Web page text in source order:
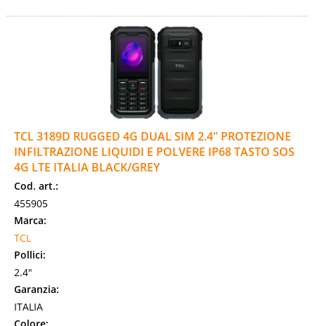
TCL 3189D RUGGED 4G DUAL SIM 2.4" PROTEZIONE
INFILTRAZIONE LIQUIDI E POLVERE IP68 TASTO SOS
4G LTE ITALIA BLACK/GREY
Cod. art.:
455905
Marca:
TCL
Pollici:
2.4"
Garanzia:
ITALIA